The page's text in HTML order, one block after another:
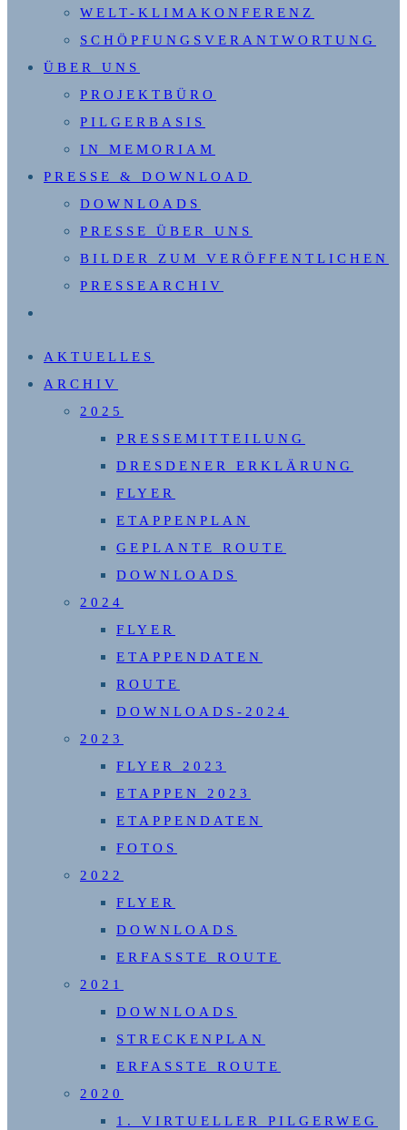
WELT-KLIMAKONFERENZ
SCHÖPFUNGSVERANTWORTUNG
ÜBER UNS
PROJEKTBÜRO
PILGERBASIS
IN MEMORIAM
PRESSE & DOWNLOAD
DOWNLOADS
PRESSE ÜBER UNS
BILDER ZUM VERÖFFENTLICHEN
PRESSEARCHIV
UMSCHALTEN
AKTUELLES
ARCHIV
2025
PRESSEMITTEILUNG
DRESDENER ERKLÄRUNG
FLYER
ETAPPENPLAN
GEPLANTE ROUTE
DOWNLOADS
2024
FLYER
ETAPPENDATEN
ROUTE
DOWNLOADS-2024
2023
FLYER 2023
ETAPPEN 2023
ETAPPENDATEN
FOTOS
2022
FLYER
DOWNLOADS
ERFASSTE ROUTE
2021
DOWNLOADS
STRECKENPLAN
ERFASSTE ROUTE
2020
1. VIRTUELLER PILGERWEG